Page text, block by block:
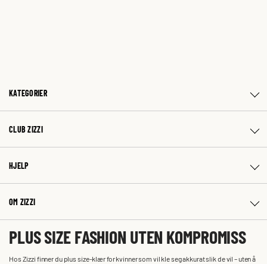
KATEGORIER
CLUB ZIZZI
HJELP
OM ZIZZI
PLUS SIZE FASHION UTEN KOMPROMISS
Hos Zizzi finner du plus size-klær for kvinner som vil kle seg akkurat slik de vil – uten å